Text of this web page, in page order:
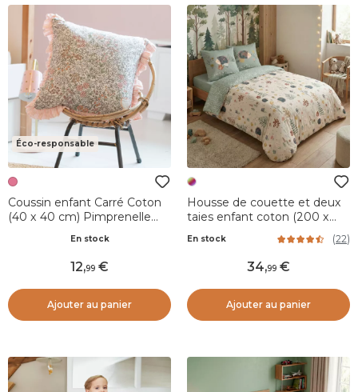
Éco-responsable
Coussin enfant Carré Coton
(40 x 40 cm) Pimprenelle
En stock
12,99
Ajouter au panier
Housse de couette et deux
taies enfant coton (200 x
200 cm) Polisson Multicolore
En stock (22)
34,99
Ajouter au panier